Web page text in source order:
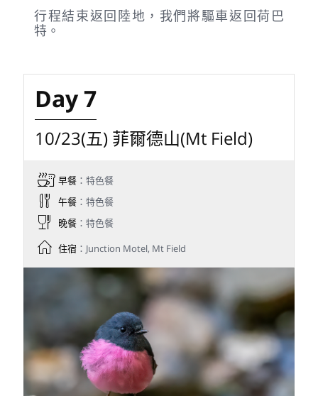
行程結束返回陸地，我們將驅車返回荷巴
特。
Day 7
10/23(五) 菲爾德山(Mt Field)
早餐：特色餐
午餐：特色餐
晚餐：特色餐
住宿：Junction Motel, Mt Field